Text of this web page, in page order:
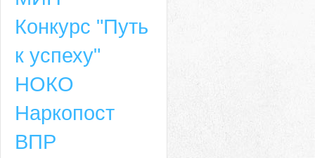
Конкурс "Путь
к успеху"
НОКО
Наркопост
ВПР